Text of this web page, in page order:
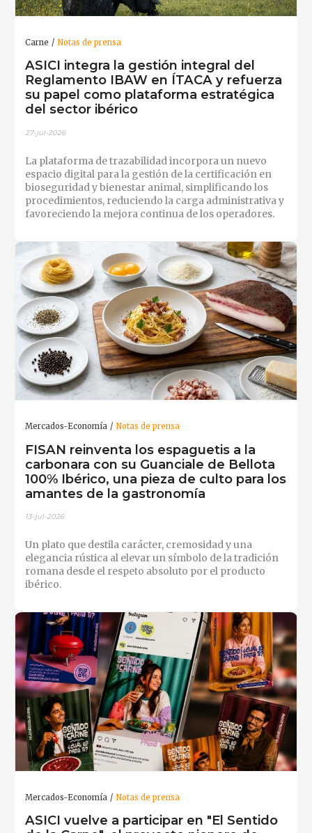
Carne Notas de prensa
ASICI integra la gestión integral del
Reglamento IBAW en ÍTACA y refuerza
su papel como plataforma estratégica
del sector ibérico
27-jul-2026
La plataforma de trazabilidad incorpora un nuevo
espacio digital para la gestión de la certificación en
bioseguridad y bienestar animal, simplificando los
procedimientos, reduciendo la carga administrativa y
favoreciendo la mejora continua de los operadores.
Mercados-Economía Notas de prensa
FISAN reinventa los espaguetis a la
carbonara con su Guanciale de Bellota
100% Ibérico, una pieza de culto para los
amantes de la gastronomía
13-jul-2026
Un plato que destila carácter, cremosidad y una
elegancia rústica al elevar un símbolo de la tradición
romana desde el respeto absoluto por el producto
ibérico.
Mercados-Economía Notas de prensa
ASICI vuelve a participar en "El Sentido